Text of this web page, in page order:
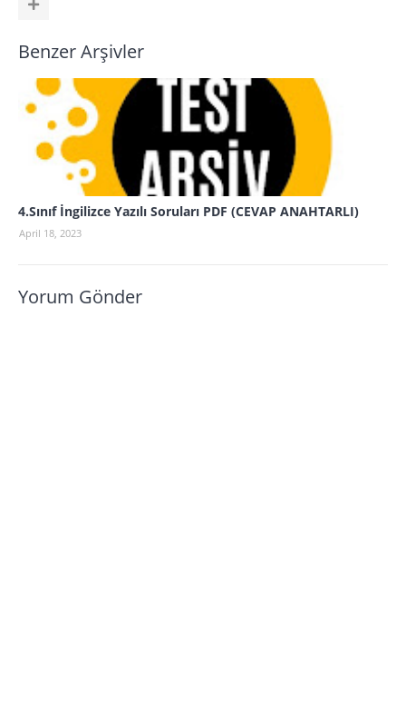
Benzer Arşivler
4.Sınıf İngilizce Yazılı Soruları PDF (CEVAP ANAHTARLI)
April 18, 2023
Yorum Gönder